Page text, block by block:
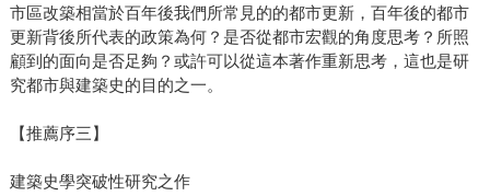
市區改築相當於百年後我們所常見的的都市更新，百年後的都市
更新背後所代表的政策為何？是否從都市宏觀的角度思考？所照
顧到的面向是否足夠？或許可以從這本著作重新思考，這也是研
究都市與建築史的目的之一。
【推薦序三】
建築史學突破性研究之作